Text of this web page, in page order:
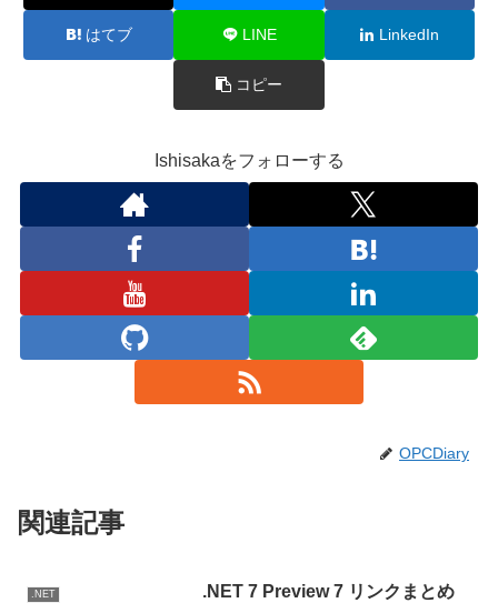
はてブ LINE LinkedIn
コピー
Ishisakaをフォローする
OPCDiary
関連記事
.NET .NET 7 Preview 7 リンクまとめ